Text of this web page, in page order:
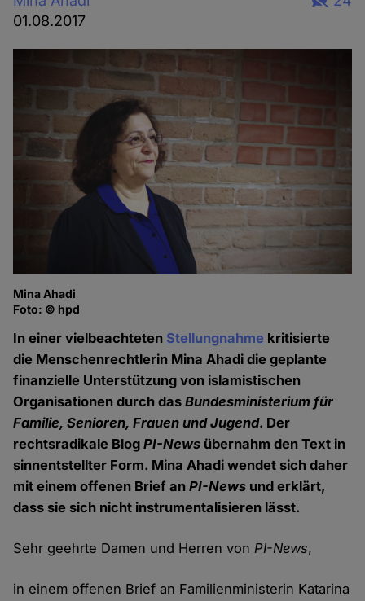
01.08.2017
Mina Ahadi
Foto: © hpd
In einer vielbeachteten Stellungnahme kritisierte
die Menschenrechtlerin Mina Ahadi die geplante
finanzielle Unterstützung von islamistischen
Organisationen durch dasBundesministerium für
Familie, Senioren, Frauen und Jugend. Der
rechtsradikale BlogPI-News übernahm den Text in
sinnentstellter Form. Mina Ahadi wendet sich daher
mit einem offenen Brief anPI-News und erklärt,
dass sie sich nicht instrumentalisieren lässt.
Sehr geehrte Damen und Herren vonPI-News,
in einem offenen Brief an Familienministerin Katarina